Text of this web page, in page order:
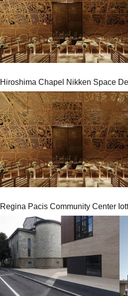
Hiroshima Chapel Nikken Space
Regina Pacis Community Center